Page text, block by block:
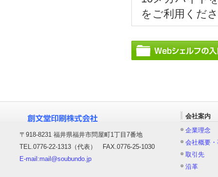
をご利用くだ
〒918-8231 福井県福井市問屋町1丁目7番地
TEL.0776-22-1313（代表） FAX.0776-25-1030
E-mail:mail@soubundo.jp
会社案内
企業理念
会社概要
取引先
沿革